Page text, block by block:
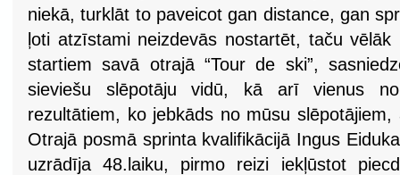
niekā, turklāt to paveicot gan distance, gan
ļoti atzīstami neizdevās nostartēt, taču
startiem savā otrajā “Tour de ski”,
sieviešu slēpotāju vidū, kā arī vienus no
rezultātiem, ko jebkāds no mūsu
Otrajā posmā sprinta kvalifikācijā Ingus
uzrādīja 48.laiku, pirmo reizi iekļūstot